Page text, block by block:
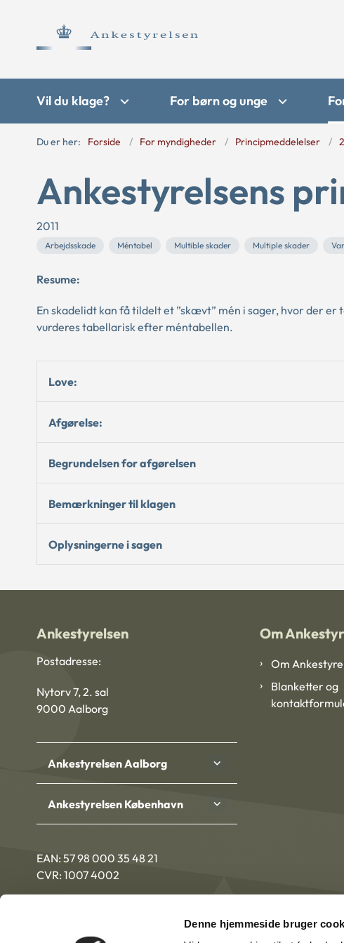
Denne hjemmeside bruger
Vil du klage? For børn og unge
Du er her: Forside For myndigheder Principmeddelelser
Ankestyrelsens
2011
Arbejdsskade Méntabel Multible skader Multiple skader
Resume:
En skadelidt kan få tildelt et ”skævt” mén i sager, hvor der
vurderes tabellarisk efter méntabellen.
Love:
Afgørelse:
Begrundelsen for afgørelsen
Bemærkninger til klagen
Oplysningerne i sagen
Ankestyrelsen
Postadresse:
Nytorv 7, 2. sal
9000 Aalborg
Ankestyrelsen Aalborg
Ankestyrelsen København
EAN: 57 98 000 35 48 21
CVR: 1007 4002
Om
Om
Blanketter og